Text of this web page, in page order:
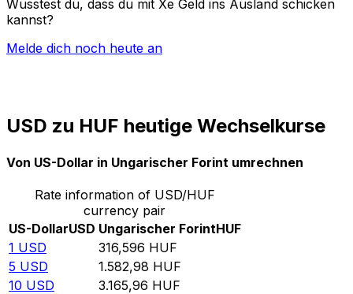
Wusstest du, dass du mit Xe Geld ins Ausland schicken
kannst?
Melde dich noch heute an
USD zu HUF heutige Wechselkurse
Von US-Dollar in Ungarischer Forint umrechnen
Rate information of USD/HUF
currency pair
US-DollarUSD Ungarischer ForintHUF
1 USD 316,596 HUF
5 USD 1.582,98 HUF
10 USD 3.165,96 HUF